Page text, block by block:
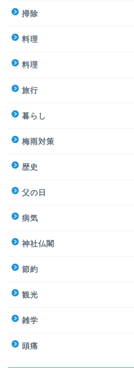
掃除
料理
料理
旅行
暮らし
梅雨対策
歴史
父の日
病気
神社仏閣
節約
観光
雑学
頭痛